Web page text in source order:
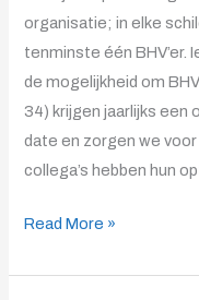
organisatie; in elke
tenminste één BHV’er.
de mogelijkheid om
34) krijgen jaarlijks een
date en zorgen we
collega’s hebben hun
Read More »